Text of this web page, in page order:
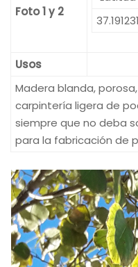
Foto 1 y 2
37.191231
Usos
Madera blanda,
carpintería ligera de
siempre que no deba
para la fabricación de